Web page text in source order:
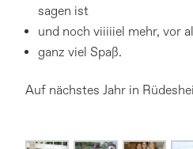
sagen ist
und noch viiiiiel mehr, vor
ganz viel Spaß.
Auf nächstes Jahr in